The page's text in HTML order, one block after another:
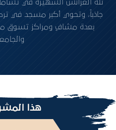
تلة العرائس الشهيرة في
جاذباً، وتحوي أكبر مسجد في
بعدة مشافٍ ومراكز تسوق
هذا